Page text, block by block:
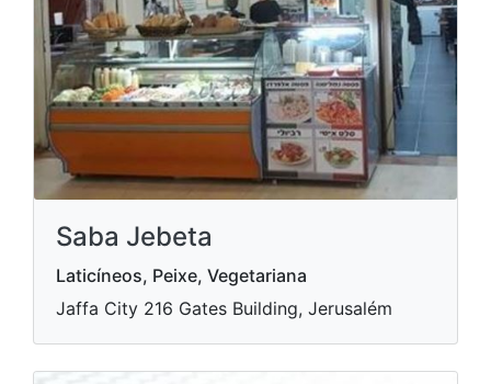
Saba Jebeta
Laticíneos, Peixe, Vegetariana
Jaffa City 216 Gates Building, Jerusalém